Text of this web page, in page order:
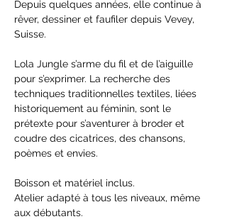
Depuis quelques années, elle continue à
rêver, dessiner et faufiler depuis Vevey,
Suisse.
Lola Jungle s’arme du fil et de l’aiguille
pour s’exprimer. La recherche des
techniques traditionnelles textiles, liées
historiquement au féminin, sont le
prétexte pour s’aventurer à broder et
coudre des cicatrices, des chansons,
poèmes et envies.
Boisson et matériel inclus.
Atelier adapté à tous les niveaux, même
aux débutants.